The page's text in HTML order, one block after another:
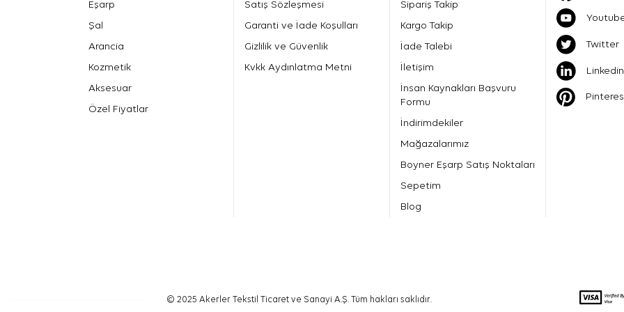
Eşarp
Şal
Arancia
Kozmetik
Aksesuar
Özel Fiyatlar
Satış Sözleşmesi
Garanti ve İade Koşulları
Gizlilik ve Güvenlik
Kvkk Aydınlatma Metni
Sipariş Takip
Kargo Takip
İade Talebi
İletişim
İnsan Kaynakları Başvuru
Formu
İndirimdekiler
Mağazalarımız
Boyner Eşarp Satış Noktaları
Sepetim
Blog
Twitter
Linkedin
© 2025 Akerler Tekstil Ticaret ve Sanayi A.Ş. Tüm hakları saklıdır.